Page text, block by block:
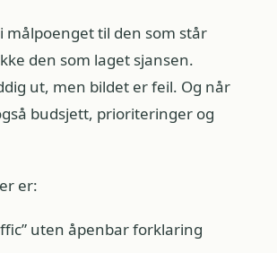
målpoenget til den som står
den som laget sjansen.
ut, men bildet er feil. Og når
budsjett, prioriteringer og
er:
uten åpenbar forklaring